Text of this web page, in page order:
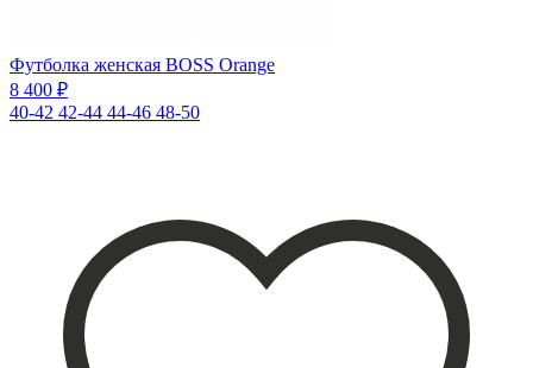
Футболка женская BOSS Orange
8 400 ₽
40-42 42-44 44-46 48-50